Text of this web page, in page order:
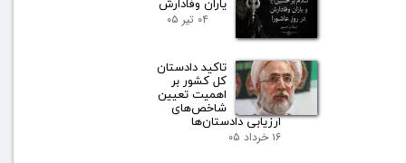
۰۴ تیر ۰۵
تاکید دادستان
کل کشور بر
اهمیت تعیین
شاخص‌های
ارزیابی دادستان‌ها
۱۶ خرداد ۰۵